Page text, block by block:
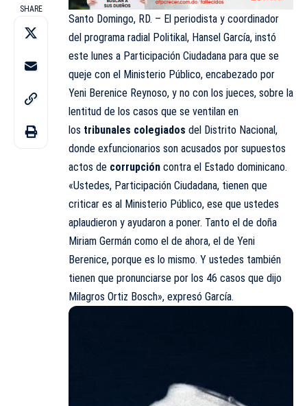
SHARE
Santo Domingo, RD. – El periodista y coordinador
del programa radial Politikal, Hansel García, instó
este lunes a Participación Ciudadana para que se
queje con el Ministerio Público, encabezado por
Yeni Berenice Reynoso, y no con los jueces, sobre la
lentitud de los casos que se ventilan en
los tribunales colegiados del Distrito Nacional,
donde exfuncionarios son acusados por supuestos
actos de corrupción contra el Estado dominicano.
«Ustedes, Participación Ciudadana, tienen que
criticar es al Ministerio Público, ese que ustedes
aplaudieron y ayudaron a poner. Tanto el de doña
Miriam Germán como el de ahora, el de Yeni
Berenice, porque es lo mismo. Y ustedes también
tienen que pronunciarse por los 46 casos que dijo
Milagros Ortiz Bosch», expresó García.